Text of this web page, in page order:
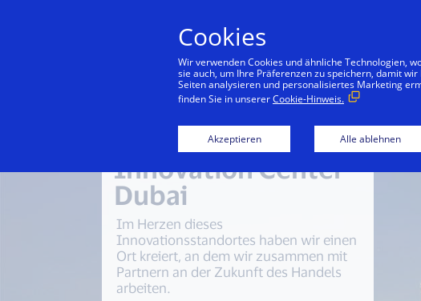
Innovation Center
Dubai
Im Herzen dieses
Innovationsstandortes haben wir einen
Ort kreiert, an dem wir zusammen mit
Partnern an der Zukunft des Handels
arbeiten.
Cookies
Wir verwenden Cookies und ähnliche Technologien,
sie auch, um Ihre Präferenzen zu speichern, damit
Seiten analysieren und personalisiertes Marketing
finden Sie in unsererCookie-Hinweis.
Akzeptieren Alle ablehnen